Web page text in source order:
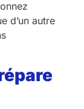
d’un autre